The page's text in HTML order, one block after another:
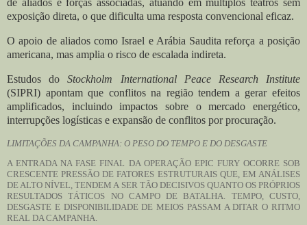
de aliados e forças associadas, atuando em múltiplos teatros sem
exposição direta, o que dificulta uma resposta convencional eficaz.
O apoio de aliados como Israel e Arábia Saudita reforça a posição
americana, mas amplia o risco de escalada indireta.
Estudos doStockholm International Peace Research Institute
(SIPRI) apontam que conflitos na região tendem a gerar efeitos
amplificados, incluindo impactos sobre o mercado energético,
interrupções logísticas e expansão de conflitos por procuração.
LIMITAÇÕES DA CAMPANHA: O PESO DO TEMPO E DO DESGASTE
A ENTRADA NA FASE FINAL DA OPERAÇÃO EPIC FURY OCORRE SOB
CRESCENTE PRESSÃO DE FATORES ESTRUTURAIS QUE, EM ANÁLISES
DE ALTO NÍVEL, TENDEM A SER TÃO DECISIVOS QUANTO OS PRÓPRIOS
RESULTADOS TÁTICOS NO CAMPO DE BATALHA. TEMPO, CUSTO,
DESGASTE E DISPONIBILIDADE DE MEIOS PASSAM A DITAR O RITMO
REAL DA CAMPANHA.